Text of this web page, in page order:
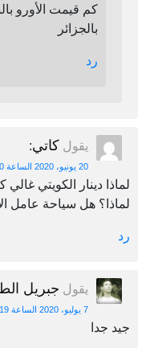
كم قيمت الأورو
بالجزائر
رد
يقول كاتي:
20 يونيو، 2020 الساعة 5:20 م
لماذا دينار الكويتي غالي
لماذا؟ هل سياحة عامل
رد
يقول جبريل
7 يوليو، 2020 الساعة 3:19 ص
جيد جدا